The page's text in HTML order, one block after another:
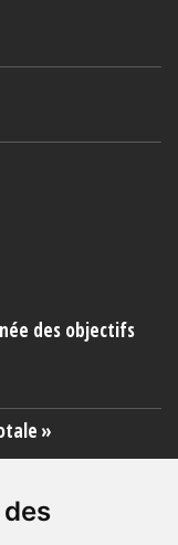
des objectifs
»
collective